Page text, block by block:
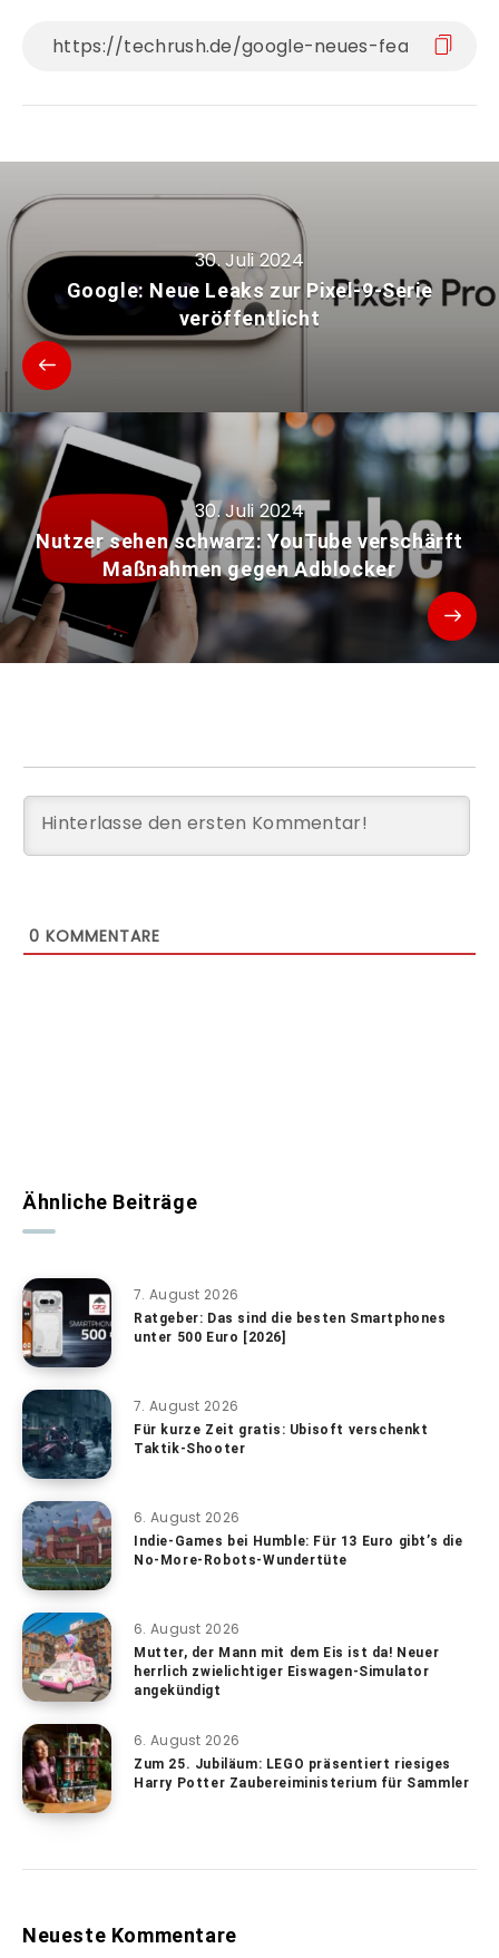
30. Juli 2024
Google: Neue Leaks zur Pixel-9-Serie
veröffentlicht
30. Juli 2024
Nutzer sehen schwarz: YouTube verschärft
Maßnahmen gegen Adblocker
0 KOMMENTARE
Ähnliche Beiträge
7. August 2026
Ratgeber: Das sind die besten Smartphones
unter 500 Euro [2026]
7. August 2026
Für kurze Zeit gratis: Ubisoft verschenkt
Taktik-Shooter
6. August 2026
Indie-Games bei Humble: Für 13 Euro gibt’s die
No-More-Robots-Wundertüte
6. August 2026
Mutter, der Mann mit dem Eis ist da! Neuer
herrlich zwielichtiger Eiswagen-Simulator
angekündigt
6. August 2026
Zum 25. Jubiläum: LEGO präsentiert riesiges
Harry Potter Zaubereiministerium für Sammler
Neueste Kommentare